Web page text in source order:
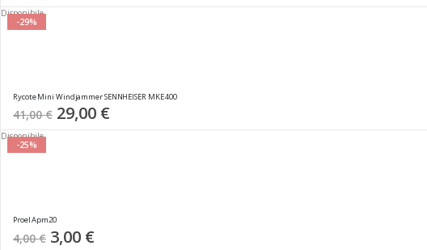
-29%
Disponibile
Rycote Mini Windjammer SENNHEISER MKE 400
41,00 € Special
Price
29,00 €
-25%
Disponibile
Proel Apm20
4,00 € Special
Price
3,00 €